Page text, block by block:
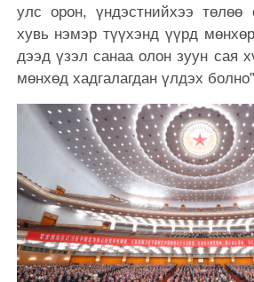
улс орон, үндэстнийхээ төлөө
хувь нэмэр түүхэнд үүрд
дээд үзэл санаа олон зуун сая
мөнхөд хадгалагдан үлдэх